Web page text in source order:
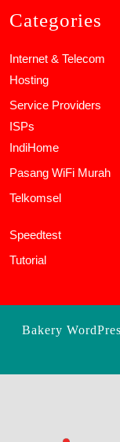
Categories
Internet & Telecom
Hosting
Service Providers
ISPs
IndiHome
Pasang WiFi Murah
Telkomsel
Speedtest
Tutorial
Bakery